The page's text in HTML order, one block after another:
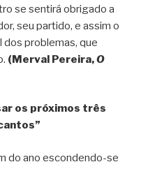
se sentirá obrigado a
seu partido, e assim o
dos problemas, que
(Merval Pereira,O
os próximos três
do ano escondendo-se